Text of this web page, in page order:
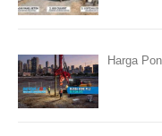
Harga